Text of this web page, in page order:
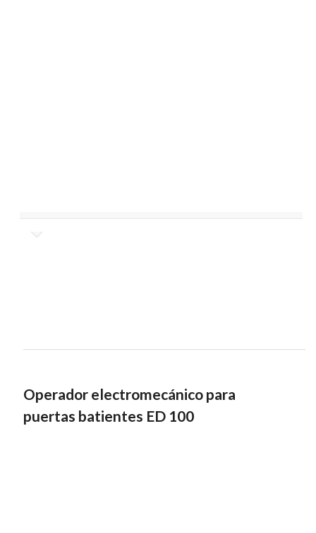
Operador electromecánico para
puertas batientes ED 100